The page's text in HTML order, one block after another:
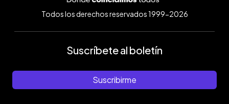
Todos los derechos reservados 1999-2026
Suscríbete al boletín
Suscribirme